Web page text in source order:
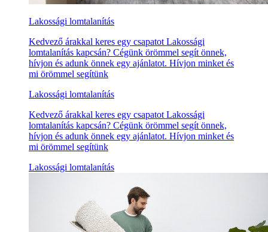
Lakossági lomtalanítás
Kedvező árakkal keres egy csapatot Lakossági
lomtalanítás kapcsán? Cégünk örömmel segít önnek,
hívjon és adunk önnek egy ajánlatot. Hívjon minket és
mi örömmel segítünk
Lakossági lomtalanítás
Kedvező árakkal keres egy csapatot Lakossági
lomtalanítás kapcsán? Cégünk örömmel segít önnek,
hívjon és adunk önnek egy ajánlatot. Hívjon minket és
mi örömmel segítünk
Lakossági lomtalanítás